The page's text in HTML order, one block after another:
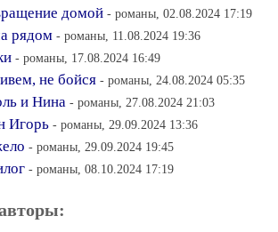
домой - романы, 02.08.2024 17:19
рядом - романы, 11.08.2024 19:36
- романы, 17.08.2024 16:49
не бойся - романы, 24.08.2024 05:35
и Нина - романы, 27.08.2024 21:03
Игорь - романы, 29.09.2024 13:36
- романы, 29.09.2024 19:45
- романы, 08.10.2024 17:19